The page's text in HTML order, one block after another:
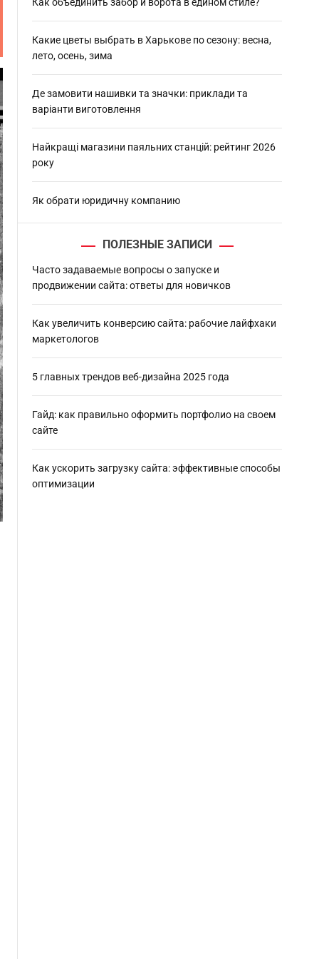
Какие цветы выбрать в Харькове по сезону: весна,
лето, осень, зима
Де замовити нашивки та значки: приклади та
варіанти виготовлення
Найкращі магазини паяльних станцій: рейтинг 2026
року
Як обрати юридичну компанию
ПОЛЕЗНЫЕ ЗАПИСИ
Часто задаваемые вопросы о запуске и
продвижении сайта: ответы для новичков
Как увеличить конверсию сайта: рабочие лайфхаки
маркетологов
5 главных трендов веб-дизайна 2025 года
Гайд: как правильно оформить портфолио на своем
сайте
Как ускорить загрузку сайта: эффективные способы
оптимизации